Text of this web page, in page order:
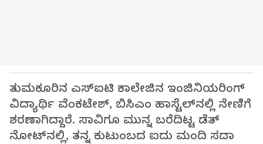
ತುಮಕೂರಿನ ಎಸ್‌ಐಟಿ ಕಾಲೇಜಿನ ಇಂಜಿನಿಯರಿಂಗ್
ವಿದ್ಯಾರ್ಥಿ ವೆಂಕಟೇಶ್, ಬಿಸಿಎಂ ಹಾಸ್ಟೆಲ್‌ನಲ್ಲಿ ನೇಣಿಗೆ
ಶರಣಾಗಿದ್ದಾರೆ. ಸಾವಿಗೂ ಮುನ್ನ ಬರೆದಿಟ್ಟ ಡೆತ್
ನೋಟ್‌ನಲ್ಲಿ, ತನ್ನ ಕುಟುಂಬದ ಐದು ಮಂದಿ ಸದಾ